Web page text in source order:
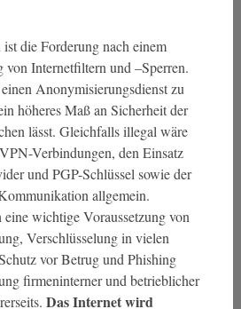
die Forderung nach einem
von Internetfiltern und –Sperren.
Anonymisierungsdienst zu
höheres Maß an Sicherheit der
lässt. Gleichfalls illegal wäre
Verbindungen, den Einsatz
und PGP-Schlüssel sowie der
allgemein.
wichtige Voraussetzung von
Verschlüsselung in vielen
vor Betrug und Phishing
firmeninterner und betrieblicher
Das Internet wird